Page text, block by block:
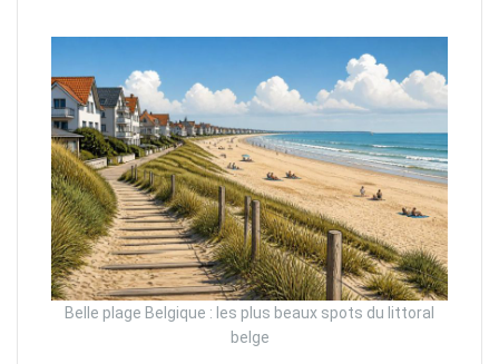
Belle plage Belgique : les plus beaux spots du littoral
belge